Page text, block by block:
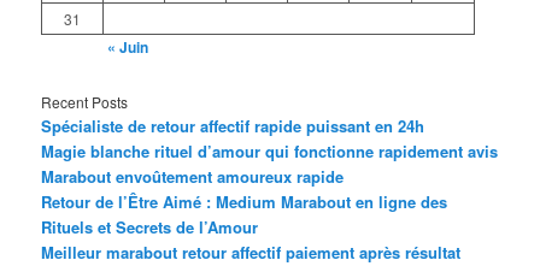
31
« Juin
Recent Posts
Spécialiste de retour affectif rapide puissant en 24h
Magie blanche rituel d’amour qui fonctionne rapidement avis
Marabout envoûtement amoureux rapide
Retour de l’Être Aimé : Medium Marabout en ligne des
Rituels et Secrets de l’Amour
Meilleur marabout retour affectif paiement après résultat